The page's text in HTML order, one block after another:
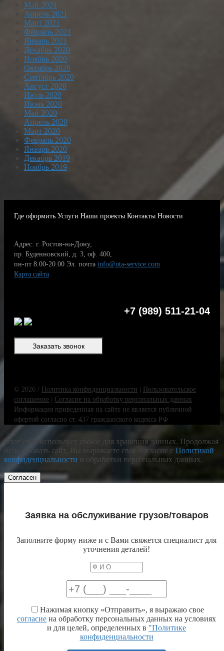
Май 2021
Апрель 2021
Март 2021
Февраль 2021
Январь 2021
Декабрь 2020
Ноябрь 2020
Октябрь 2020
Сентябрь 2020
Август 2020
Июль 2020
Июнь 2020
Май 2020
Апрель 2020
Март 2020
Февраль 2020
Январь 2020
Декабрь 2019
Ноябрь 2019
Где оформить Услуги Наши проекты Контакты Новости
Адрес: г. Ростов-на-Дону,
пр. Буденновский, д. 3, оф. 400,
пн-пт 8.00-20.00 Эл. почта info@uta-service.com
Карта сайта
+7 (989) 511-21-04
Заказать звонок
© 2026 / Политика конфиденциальности
Пользовательское
соглашение
Согласие на обработку персональных данных
Информация приведенная на сайте не является публичной
офертой согласно ст. 437 гражданского кодекса РФ
Этот сайт использует cookie для хранения данных. Продолжая
использовать сайт, Вы выражаете свое согласие с Политикой
конфиденциальности и обработки персональных данных.
Согласен
Заявка на обслуживание грузов/товаров
Заполните форму ниже и с Вами свяжется специалист для
уточнения деталей!
Нажимая кнопку «Отправить», я выражаю свое
согласие на обработку персональных данных на условиях
и для целей, определенных в "Политике
конфиденциальности